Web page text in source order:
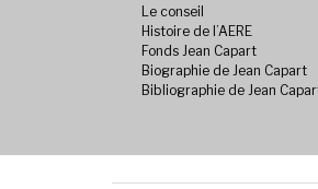
Le conseil
Histoire de l’AERE
Fonds Jean Capart
Biographie de Jean Capart
Bibliographie de Jean